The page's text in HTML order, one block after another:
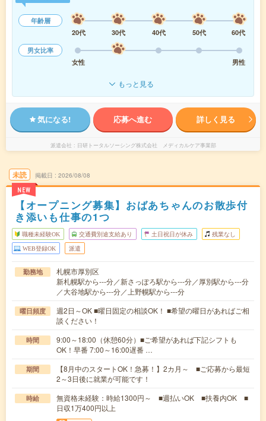
年齢層
20代
30代 40代 50代
60代
男女比率
女性
男性
もっと見る
気になる! 応募へ進む 詳しく見る
派遣会社 日研トータルソーシング株式会社 メディカルケア事業部
未読
NEW
掲載日 2026/08/08
【オープニング募集】おばあちゃんのお散歩付
き添いも仕事の1つ
職種未経験OK 交通費別途支給あり 土日祝日が休み 残業なし
WEB登録OK 派遣
勤務地
札幌市厚別区
新札幌駅から---分／新さっぽろ駅から---分／厚別駅から---分
／大谷地駅から---分／上野幌駅から---分
曜日頻度
週2日～OK ■曜日固定の相談OK！ ■希望の曜日があればご相
談ください！
時間
9:00～18:00（休憩60分）■ご希望があれば下記シフトも
OK！早番 7:00～16:00遅番 …
期間
【8月中のスタートOK！急募！】2カ月～ ■ご応募から最短
2～3日後に就業が可能です！
時給
無資格未経験：時給1300円～ ■週払いOK ■扶養内OK ■
日収1万400円以上